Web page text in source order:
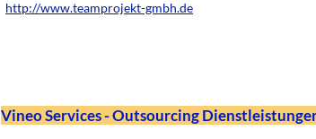
http://www.teamprojekt-gmbh.de
Vineo Services - Outsourcing